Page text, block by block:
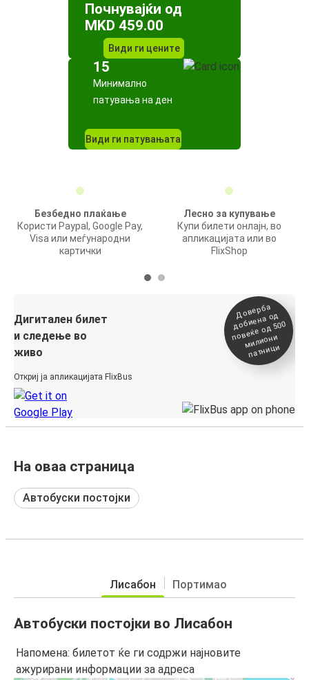
Почнувајќи од
MKD 459.00
Види ги цените
15
Минимално
патувања на ден
Види ги патувањата
Безбедно плаќање
Користи Paypal, Google Pay,
Visa или меѓународни
картички
Лесно за купување
Купи билети онлајн, во
апликацијата или во
FlixShop
Дигитален билет
и следење во
живо
Откриј ја апликацијата FlixBus
Доверба
добиена о
д
повеќе о
д 500
милиони
патници
На оваа страница
Автобуски постојки
Лисабон Портимао
Автобуски постојки во Лисабон
Напомена: билетот ќе ги содржи најновите
ажурирани информации за адреса